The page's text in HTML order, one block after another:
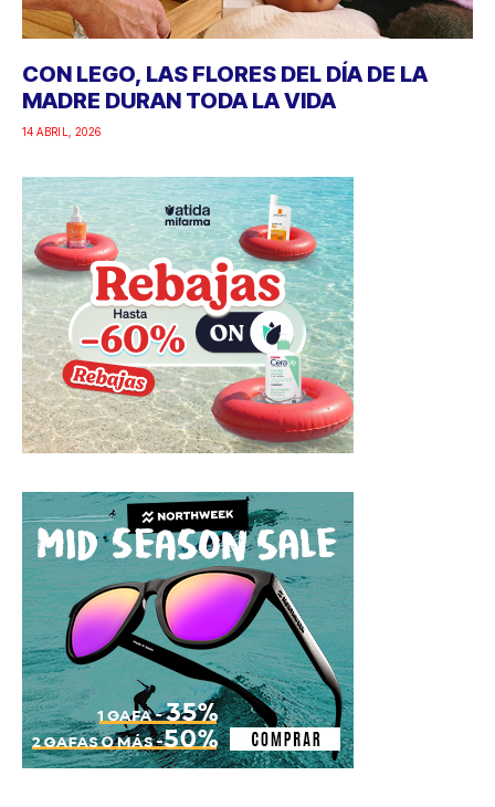
CON LEGO, LAS FLORES DEL DÍA DE LA
MADRE DURAN TODA LA VIDA
14 ABRIL, 2026